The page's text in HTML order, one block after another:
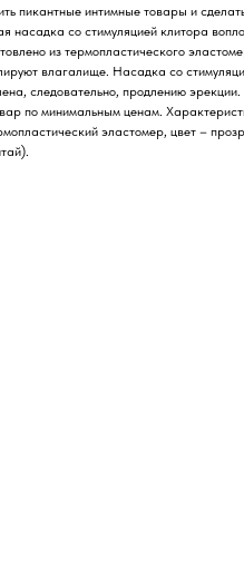
пикантные интимные товары и
насадка со стимуляцией клитора
из термопластического
влагалище. Насадка со
следовательно, продлению
по минимальным ценам.
эластомер, цвет –